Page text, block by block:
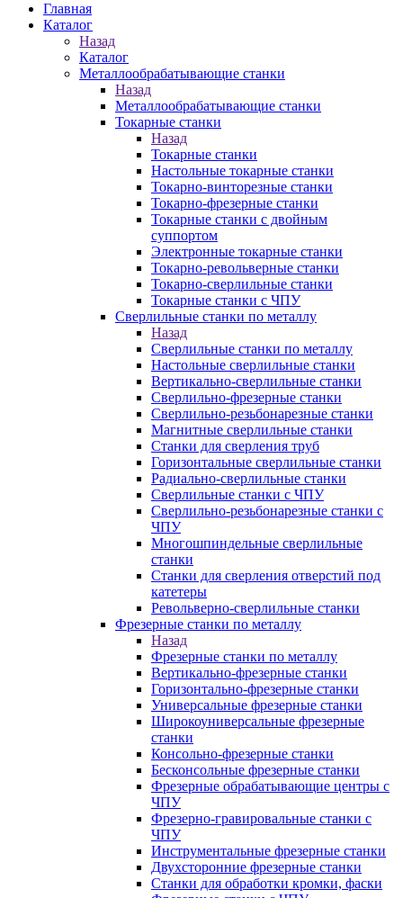
Главная
Каталог
Назад
Каталог
Металлообрабатывающие станки
Назад
Металлообрабатывающие станки
Токарные станки
Назад
Токарные станки
Настольные токарные станки
Токарно-винторезные станки
Токарно-фрезерные станки
Токарные станки с двойным
суппортом
Электронные токарные станки
Токарно-револьверные станки
Токарно-сверлильные станки
Токарные станки с ЧПУ
Сверлильные станки по металлу
Назад
Сверлильные станки по металлу
Настольные сверлильные станки
Вертикально-сверлильные станки
Сверлильно-фрезерные станки
Сверлильно-резьбонарезные станки
Магнитные сверлильные станки
Станки для сверления труб
Горизонтальные сверлильные станки
Радиально-сверлильные станки
Сверлильные станки с ЧПУ
Сверлильно-резьбонарезные станки с
ЧПУ
Многошпиндельные сверлильные
станки
Станки для сверления отверстий под
катетеры
Револьверно-сверлильные станки
Фрезерные станки по металлу
Назад
Фрезерные станки по металлу
Вертикально-фрезерные станки
Горизонтально-фрезерные станки
Универсальные фрезерные станки
Широкоуниверсальные фрезерные
станки
Консольно-фрезерные станки
Бесконсольные фрезерные станки
Фрезерные обрабатывающие центры с
ЧПУ
Фрезерно-гравировальные станки с
ЧПУ
Инструментальные фрезерные станки
Двухсторонние фрезерные станки
Станки для обработки кромки, фаски